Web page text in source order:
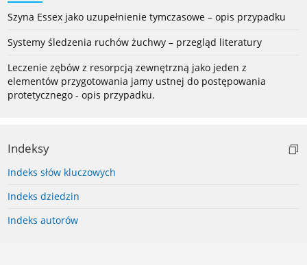
Szyna Essex jako uzupełnienie tymczasowe – opis przypadku
Systemy śledzenia ruchów żuchwy – przegląd literatury
Leczenie zębów z resorpcją zewnętrzną jako jeden z
elementów przygotowania jamy ustnej do postępowania
protetycznego - opis przypadku.
Indeksy
Indeks słów kluczowych
Indeks dziedzin
Indeks autorów